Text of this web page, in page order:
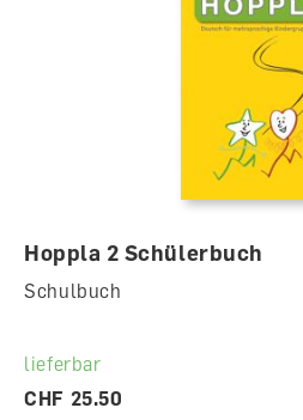
Hoppla 2 Schülerbuch
Schulbuch
lieferbar
CHF 25.50